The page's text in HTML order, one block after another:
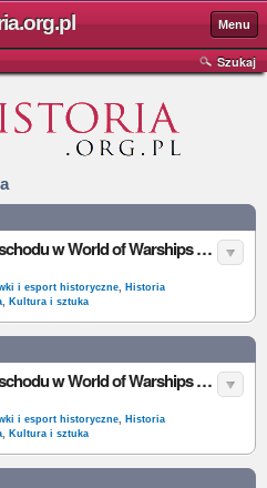
Menu
Szukaj
Okręty z Dalekiego Wschodu w World of Warships – ROCS Shenyang
i esport historyczne, Historia
, Kultura i sztuka
Okręty z Dalekiego Wschodu w World of Warships – HTMS Phra Ruang
i esport historyczne, Historia
, Kultura i sztuka